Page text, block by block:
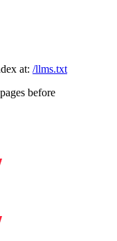
at: /llms.txt
before